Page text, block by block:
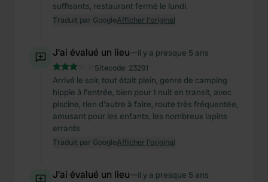
suffisants, restaurant fermé le lundi.
Traduit par GoogleAfficher l'original
J'ai évalué un lieu—il y a presque 5 ans
Sitecode: 23291
Arrivé le soir, tout était plein, genre de camping
hippie à l'entrée, bien pour 1 nuit en transit, avec
piscine, rien d'autre à faire, route très fréquentée,
amusant pour les enfants, les nombreux lapins
errants
Traduit par GoogleAfficher l'original
J'ai évalué un lieu—il y a presque 5 ans